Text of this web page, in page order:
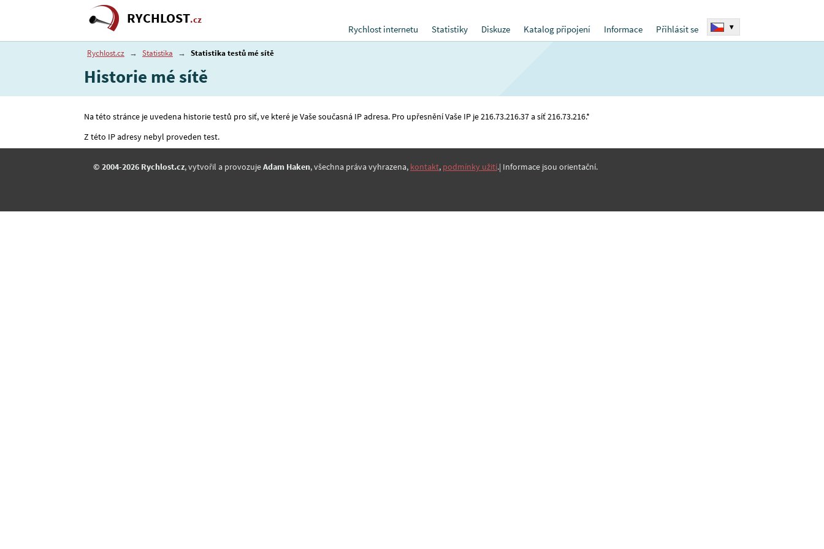
RYCHLOST.cz
Rychlost internetu
Statistiky Diskuze Katalog připojení Informace Přihlásit se ▾
Rychlost.cz → Statistika → Statistika testů mé sítě
Historie mé sítě
Na této stránce je uvedena historie testů pro siť, ve které je Vaše současná IP adresa. Pro upřesnění Vaše IP je 216.73.216.37 a síť 216.73.216.*
Z této IP adresy nebyl proveden test.
© 2004-2026 Rychlost.cz, vytvořil a provozujeAdam Haken, všechna práva vyhrazena, kontakt, podmínky užití.| Informace jsou orientační.